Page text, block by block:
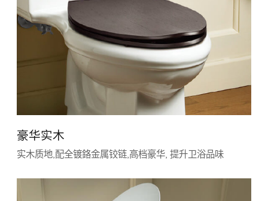
豪华实木
实木质地,配全镀鉻金属铰链,高档豪华, 提升卫浴品味